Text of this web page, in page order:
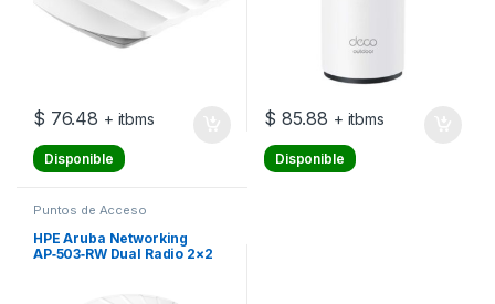
$ 76.48 + itbms
Disponible
$ 85.88 + itbms
Disponible
Puntos de Acceso
HPE Aruba Networking
AP‑503‑RW Dual Radio 2×2